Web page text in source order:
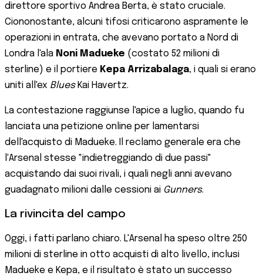
direttore sportivo Andrea Berta, è stato cruciale.
Ciononostante, alcuni tifosi criticarono aspramente le
operazioni in entrata, che avevano portato a Nord di
Londra l'ala Noni Madueke (costato 52 milioni di
sterline) e il portiere Kepa Arrizabalaga, i quali si erano
uniti all'ex BluesKai Havertz.
La contestazione raggiunse l'apice a luglio, quando fu
lanciata una petizione online per lamentarsi
dell'acquisto di Madueke. Il reclamo generale era che
l'Arsenal stesse "indietreggiando di due passi"
acquistando dai suoi rivali, i quali negli anni avevano
guadagnato milioni dalle cessioni ai Gunners.
La rivincita del campo
Oggi, i fatti parlano chiaro. L'Arsenal ha speso oltre 250
milioni di sterline in otto acquisti di alto livello, inclusi
Madueke e Kepa, e il risultato è stato un successo